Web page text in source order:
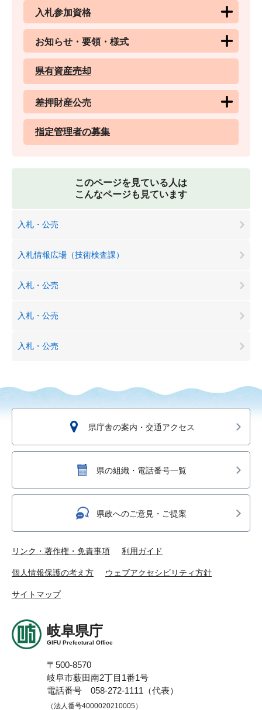
入札参加資格
お知らせ・要領・様式
県有資産売却
差押財産公売
指定管理者の募集
このページを見ている人は
こんなページも見ています
入札・公売
入札情報広場（技術検査課）
入札・公売
入札・公売
入札・公売
県庁舎の案内・交通アクセス
県の組織・電話番号一覧
県政へのご意見・ご提案
リンク・著作権・免責事項 利用ガイド
個人情報保護の考え方 ウェブアクセシビリティ方針
サイトマップ
岐阜県庁
GIFU Prefectural Office
〒500-8570
岐阜市薮田南2丁目1番1号
電話番号 058-272-1111（代表）
（法人番号4000020210005）